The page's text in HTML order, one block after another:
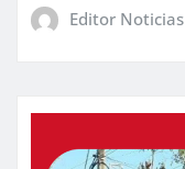
Editor Noticias